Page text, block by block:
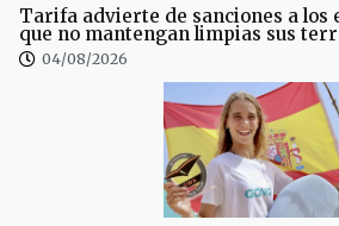
Tarifa advierte de sanciones a los
que no mantengan limpias sus
04/08/2026